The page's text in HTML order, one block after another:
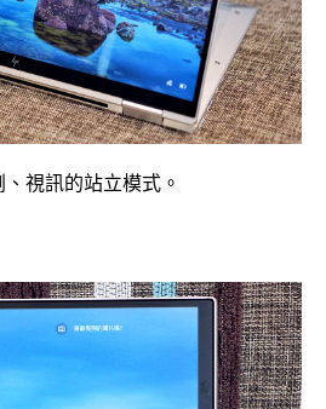
視訊的站立模式。